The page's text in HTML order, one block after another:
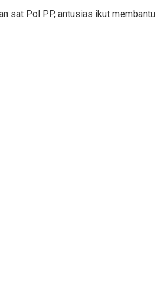
sat Pol PP, antusias ikut membantu